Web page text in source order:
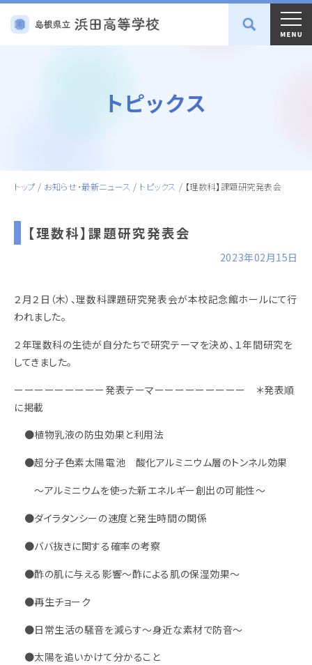
トピックス
トップ / お知らせ・最新ニュース / トピックス / 【理数科】課題研究発表会
【理数科】課題研究発表会
2023年02月15日
２月２日（木）、理数科課題研究発表会が本校記念館ホールにて行
われました。
２年理数科の生徒が自分たちで研究テーマを決め、１年間研究を
してきました。
ーーーーーーーーー発表テーマーーーーーーーーー ＊発表順
に掲載
●植物乳液の防虫効果と利用法
●超分子色素太陽電池 酸化アルミニウム層のトンネル効果
～アルミニウムを使った新エネルギー創出の可能性～
●ダイラタンシーの速度と発生時間の関係
●ババ抜きに関する確率の考察
●酢の肌に与える影響～酢による肌の保湿効果～
●再生チョーク
●日常生活の騒音を減らす～身近な素材で防音～
●太陽を追いかけて分かること